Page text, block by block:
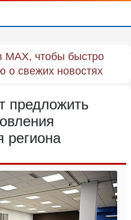
MAX, чтобы быстро
о свежих новостях
предложить
региона